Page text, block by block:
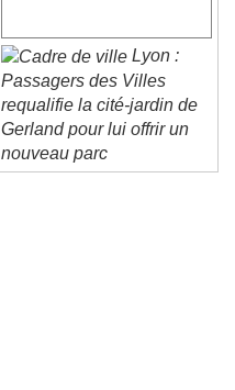
Lyon :
Passagers des Villes
requalifie la cité-jardin de
Gerland pour lui offrir un
nouveau parc